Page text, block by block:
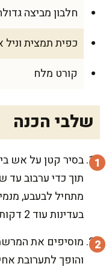
חלבון מביצה
כפית תמצית וניל
קורט מלח
שלבי הכנה
בסיר קטן על אש
תוך כדי ערבוב עד
מתחיל לבעבע,
בעדינות עוד 2 דקות.
מוסיפים את
והופך לתערובת